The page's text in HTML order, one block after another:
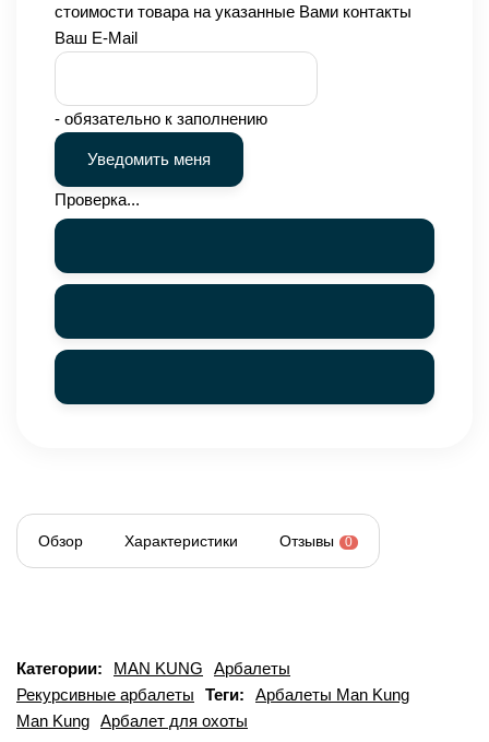
стоимости товара на указанные Вами контакты
Ваш E-Mail
- обязательно к заполнению
Проверка...
Обзор Характеристики Отзывы 0
Категории: MAN KUNG
Арбалеты
Рекурсивные арбалеты
Теги:
Арбалеты Man Kung
Man Kung Арбалет для охоты